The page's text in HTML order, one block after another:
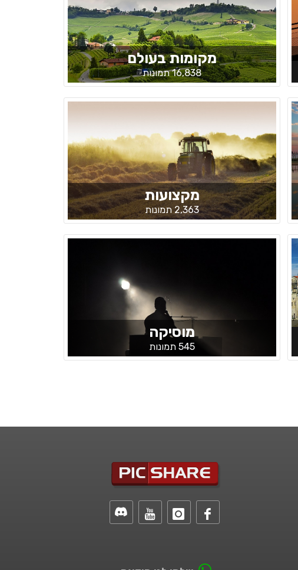
מקומות בעולם
16,838 תמונות
מקצועות
2,363 תמונות
מוסיקה
545 תמונות